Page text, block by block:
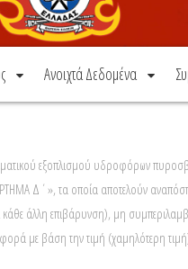
Ανοιχτά Δεδομένα
εξοπλισμού υδροφόρων
Δ΄», τα οποία αποτελούν
άλλη επιβάρυνση), μη
με βάση την τιμή (χαμηλότερη